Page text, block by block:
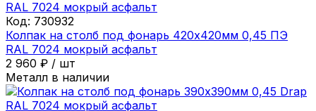
Код: 730932
Колпак на столб под фонарь 420х420мм 0,45 ПЭ
RAL 7024 мокрый асфальт
2 960 ₽ / шт
Металл в наличии